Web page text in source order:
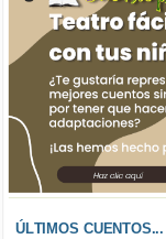
ÚLTIMOS CUENTOS...